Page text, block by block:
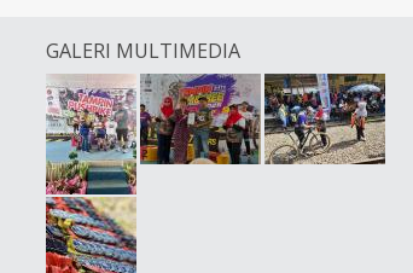
GALERI MULTIMEDIA